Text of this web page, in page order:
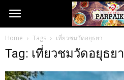
Home Tags เที่ยวชมวัดอยุธยา
Tag: เที่ยวชมวัดอยุธยา